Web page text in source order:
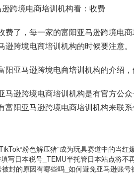
跨境电商培训机构看：收费
费了，每一家的富阳亚马逊跨境电
逊跨境电商培训机构的时候要注意。
阳亚马逊跨境电商培训机构的介绍
马逊跨境电商培训机构是有官方公
富阳亚马逊跨境电商培训机构来联系
粉色解压猪”成为玩具赛道中的当红
写日本税号_TEMU半托管日本站点将不
封的原因有哪些吗_如何避免亚马逊账号